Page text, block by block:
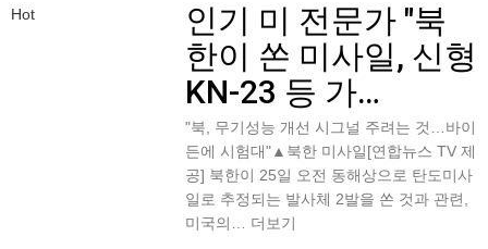
Hot 인기 미 전문가 "북
한이 쏜 미사일, 신형
KN-23 등 가…
"북, 무기성능 개선 시그널 주려는 것…바이
든에 시험대"▲북한 미사일[연합뉴스 TV 제
공] 북한이 25일 오전 동해상으로 탄도미사
일로 추정되는 발사체 2발을 쏜 것과 관련,
미국의… 더보기